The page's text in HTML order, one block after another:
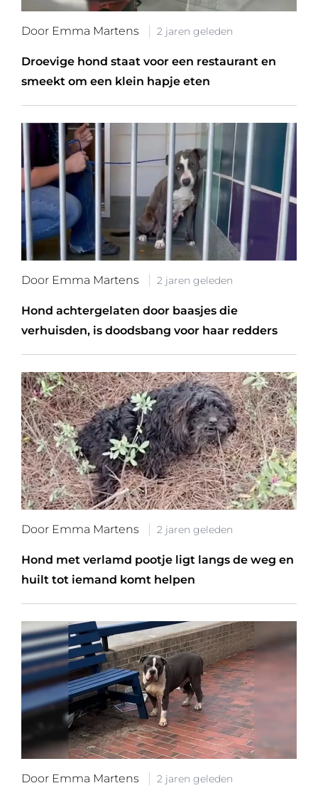
Door Emma Martens 2 jaren geleden
Droevige hond staat voor een restaurant en
smeekt om een klein hapje eten
Door Emma Martens 2 jaren geleden
Hond achtergelaten door baasjes die
verhuisden, is doodsbang voor haar redders
Door Emma Martens 2 jaren geleden
Hond met verlamd pootje ligt langs de weg en
huilt tot iemand komt helpen
Door Emma Martens 2 jaren geleden